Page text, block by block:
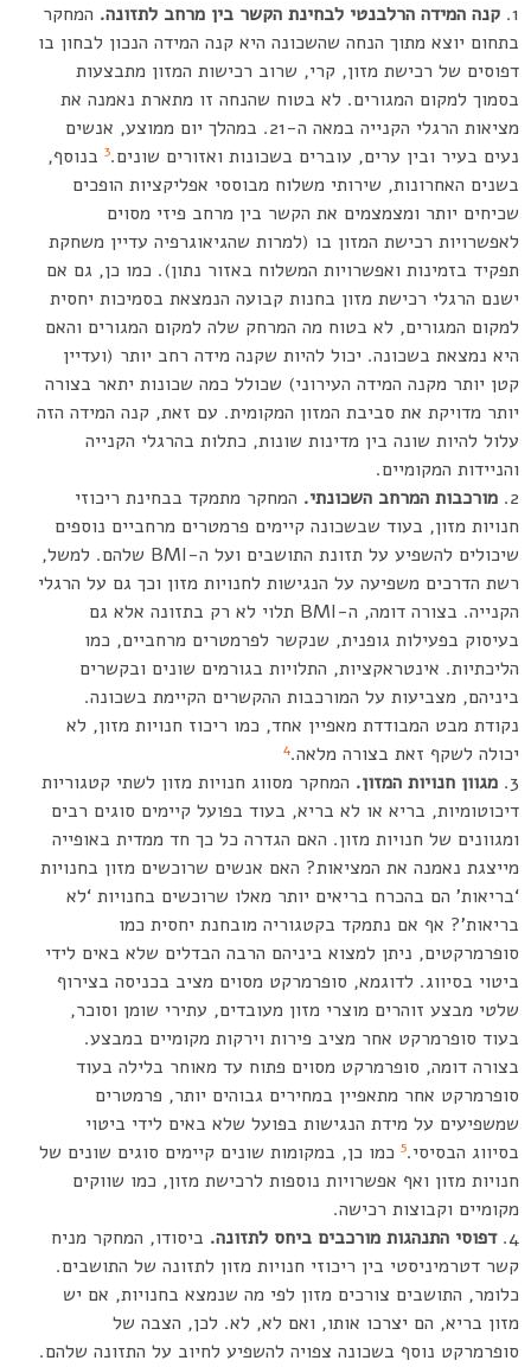
קנה המידה הרלבנטי לבחינת הקשר בין מרחב לתזונה. המחקר
בתחום יוצא מתוך הנחה שהשכונה היא קנה המידה הנכון לבחון בו
דפוסים של רכישת מזון, קרי, שרוב רכישות המזון מתבצעות
בסמוך למקום המגורים. לא בטוח שהנחה זו מתארת נאמנה את
מציאות הרגלי הקנייה במאה ה-21. במהלך יום ממוצע, אנשים
נעים בעיר ובין ערים, עוברים בשכונות ואזורים שונים.3 בנוסף,
בשנים האחרונות, שירותי משלוח מבוססי אפליקציות הופכים
שכיחים יותר ומצמצמים את הקשר בין מרחב פיזי מסוים
לאפשרויות רכישת המזון בו (למרות שהגיאוגרפיה עדיין משחקת
תפקיד בזמינות ואפשרויות המשלוח באזור נתון). כמו כן, גם אם
ישנם הרגלי רכישת מזון בחנות קבועה הנמצאת בסמיכות יחסית
למקום המגורים, לא בטוח מה המרחק שלה למקום המגורים והאם
היא נמצאת בשכונה. יכול להיות שקנה מידה רחב יותר (ועדיין
קטן יותר מקנה המידה העירוני) שכולל כמה שכונות יתאר בצורה
יותר מדויקת את סביבת המזון המקומית. עם זאת, קנה המידה הזה
עלול להיות שונה בין מדינות שונות, כתלות בהרגלי הקנייה
והניידות המקומיים.
מורכבות המרחב השכונתי. המחקר מתמקד בבחינת ריכוזי
חנויות מזון, בעוד שבשכונה קיימים פרמטרים מרחביים נוספים
שיכולים להשפיע על תזונת התושבים ועל ה-BMI שלהם. למשל,
רשת הדרכים משפיעה על הנגישות לחנויות מזון וכך גם על הרגלי
הקנייה. בצורה דומה, ה-BMI תלוי לא רק בתזונה אלא גם
בעיסוק בפעילות גופנית, שנקשר לפרמטרים מרחביים, כמו
הליכתיות. אינטראקציות, התלויות בגורמים שונים ובקשרים
ביניהם, מצביעות על המורכבות ההקשרים הקיימת בשכונה.
נקודת מבט המבודדת מאפיין אחד, כמו ריכוז חנויות מזון, לא
יכולה לשקף זאת בצורה מלאה.4
מגוון חנויות המזון. המחקר מסווג חנויות מזון לשתי קטגוריות
דיכוטומיות, בריא או לא בריא, בעוד בפועל קיימים סוגים רבים
ומגוונים של חנויות מזון. האם הגדרה כל כך חד ממדית באופייה
מייצגת נאמנה את המציאות? האם אנשים שרוכשים מזון בחנויות
‘בריאות’ הם בהכרח בריאים יותר מאלו שרוכשים בחנויות ‘לא
בריאות’? אף אם נתמקד בקטגוריה מובחנת יחסית כמו
סופרמרקטים, ניתן למצוא ביניהם הרבה הבדלים שלא באים לידי
ביטוי בסיווג. לדוגמא, סופרמרקט מסוים מציב בכניסה בצירוף
שלטי מבצע זוהרים מוצרי מזון מעובדים, עתירי שומן וסוכר,
בעוד סופרמרקט אחר מציב פירות וירקות מקומיים במבצע.
בצורה דומה, סופרמרקט מסוים פתוח עד מאוחר בלילה בעוד
סופרמרקט אחר מתאפיין במחירים גבוהים יותר, פרמטרים
שמשפיעים על מידת הנגישות בפועל שלא באים לידי ביטוי
בסיווג הבסיסי.5 כמו כן, במקומות שונים קיימים סוגים שונים של
חנויות מזון ואף אפשרויות נוספות לרכישת מזון, כמו שווקים
מקומיים וקבוצות רכישה.
דפוסי התנהגות מורכבים ביחס לתזונה. ביסודו, המחקר מניח
קשר דטרמיניסטי בין ריכוזי חנויות מזון לתזונה של התושבים.
כלומר, התושבים צורכים מזון לפי מה שנמצא בחנויות, אם יש
מזון בריא, הם יצרכו אותו, ואם לא, לא. לכן, הצבה של
סופרמרקט נוסף בשכונה צפויה להשפיע לחיוב על התזונה שלהם.